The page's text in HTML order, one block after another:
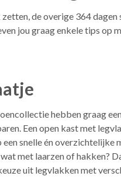
de overige 364
jou graag enkele tips
hebben graag
Een open kast met
een snelle én overzichtelijke
met laarzen of hakken?
uit legvlakken met